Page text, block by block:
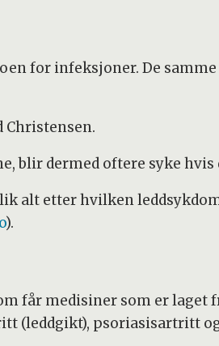
for infeksjoner. De
blir dermed oftere syke
alt etter hvilken
).
får medisiner som er laget
(leddgikt), psoriasisartritt